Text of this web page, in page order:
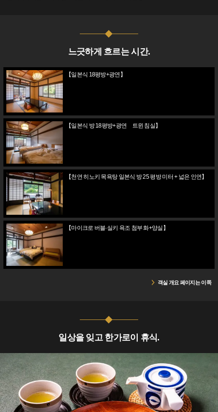
느긋하게 흐르는 시간.
【일본식 18평방+광연】
【일본식 방 18평방+광연 트윈 침실】
【천연 히노키 목욕탕 일본식 방 25 평방 미터 + 넓은 인연】
【마이크로 버블·실키 욕조 첨부 화+양실】
객실 개요 페이지는 이쪽
일상을 잊고 한가로이 휴식.